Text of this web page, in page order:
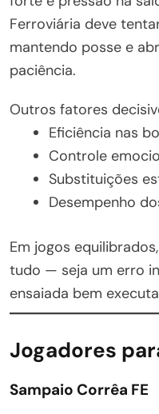
Ferroviária deve
mantendo posse e
paciência.
Outros fatores
Eficiência nas
Controle
Substituições
Desempenho
Em jogos
tudo — seja um erro
ensaiada bem
Jogadores
Sampaio Corrêa FE